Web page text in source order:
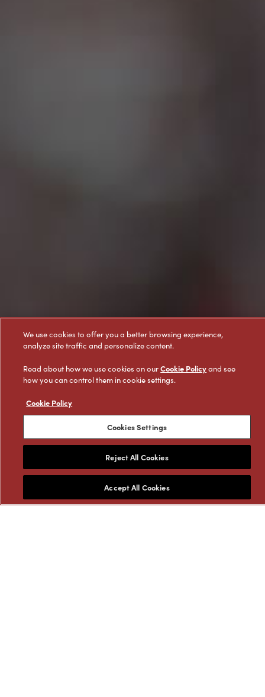
Produk Unggulan
We use cookies to offer you a better browsing experience,
analyze site traffic and personalize content.
Read about how we use cookies on ourCookie Policyand see
how you can control them in cookie settings.
Cookie Policy
Cookies Settings
Reject All Cookies
Accept All Cookies